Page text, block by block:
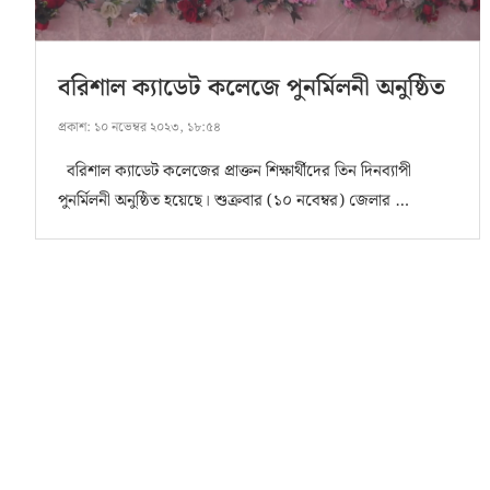
বরিশাল ক্যাডেট কলেজে পুনর্মিলনী অনুষ্ঠিত
প্রকাশ: ১০ নভেম্বর ২০২৩, ১৮:৫৪
বরিশাল ক্যাডেট কলেজের প্রাক্তন শিক্ষার্থীদের তিন দিনব্যাপী
পুনর্মিলনী অনুষ্ঠিত হয়েছে। শুক্রবার (১০ নবেম্বর) জেলার …